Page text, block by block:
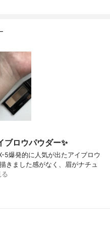
ロウパウダー✨
5爆発的に人気が出たアイブロウ
きました感がなく、眉がナチュ